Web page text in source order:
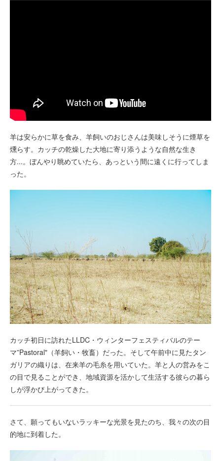
羊は安らかに草を食み、羊飼いのおじさんは美味しそうに煙草を
燻らす。カッチの乾燥した大地に寄り添うような自然な生き
方...。ぼんやり眺めていたら、あっという間に遠くに行ってしま
った。
カッチ初日に訪れたLLDC・ウィンターフェスティバルのテー
マ”Pastoral"（羊飼い・牧畜）だった。そして午前中に見たタン
ガリアの織りは、在来羊の毛糸を用いていた。羊と人の営みをこ
の目で見ることができ、地域資源を活かして生活する彼らの暮ら
しが浮かび上がってきた。
さて、願ってもいないラッキーな光景を見たのち、我々の次の目
的地に到着した。